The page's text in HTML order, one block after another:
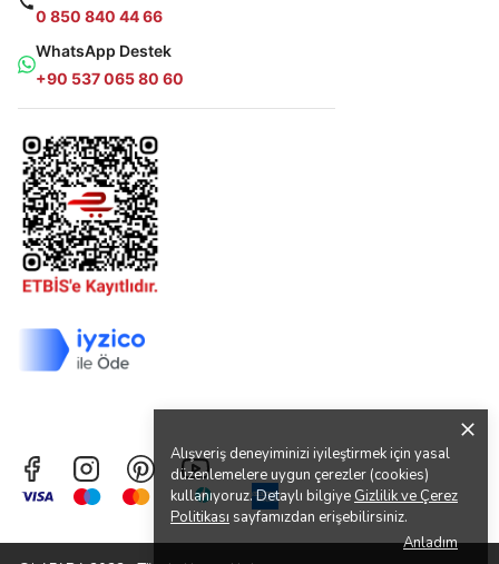
Alışveriş deneyiminizi iyileştirmek için yasal
düzenlemelere uygun çerezler (cookies)
kullanıyoruz. Detaylı bilgiye Gizlilik ve Çerez
Politikası sayfamızdan erişebilirsiniz.
Anladım
0 850 840 44 66
WhatsApp Destek
+90 537 065 80 60